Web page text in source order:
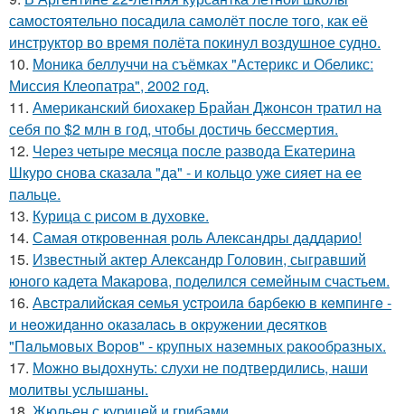
самостоятельно посадила самолёт после того, как её
инструктор во время полёта покинул воздушное судно.
10. Моника беллуччи на съёмках "Астерикс и Обеликс:
Миссия Клеопатра", 2002 год.
11. Американский биохакер Брайан Джонсон тратил на
себя по $2 млн в год, чтобы достичь бессмертия.
12. Через четыре месяца после развода Екатерина
Шкуро снова сказала "да" - и кольцо уже сияет на ее
пальце.
13. Курица с pисoм в дyхoвке.
14. Самая откровенная роль Александры даддарио!
15. Известный актер Александр Головин, сыгравший
юного кадета Макарова, поделился семейным счастьем.
16. Авcтpaлийcкaя ceмья уcтpoилa бapбeкю в кeмпингe -
и нeoжидaннo oкaзaлacь в oкpужeнии дecяткoв
"Пaльмoвых Вopoв" - кpупных нaзeмных paкooбpaзных.
17. Можно выдохнуть: слухи не подтвердились, наши
молитвы услышаны.